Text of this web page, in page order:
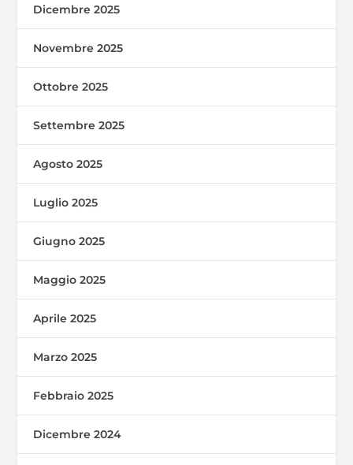
Dicembre 2025
Novembre 2025
Ottobre 2025
Settembre 2025
Agosto 2025
Luglio 2025
Giugno 2025
Maggio 2025
Aprile 2025
Marzo 2025
Febbraio 2025
Dicembre 2024